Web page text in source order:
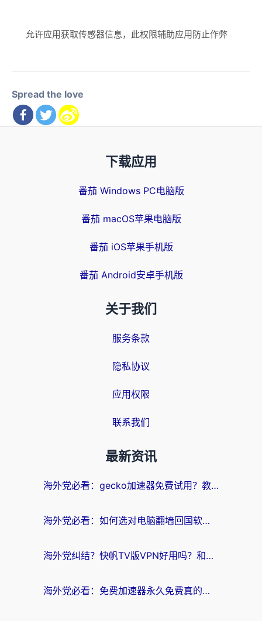
允许应用获取传感器信息，此权限辅助应用防止作弊
Spread the love
下载应用
番茄 Windows PC电脑版
番茄 macOS苹果电脑版
番茄 iOS苹果手机版
番茄 Android安卓手机版
关于我们
服务条款
隐私协议
应用权限
联系我们
最新资讯
海外党必看：gecko加速器免费试用？教你选对回国加速器，无缝刷国内剧玩游戏
海外党必看：如何选对电脑翻墙回国软件，轻松解锁国内资源？
海外党纠结？快帆TV版VPN好用吗？和扇贝手游VPN对比哪个回国效果更好？
海外党必看：免费加速器永久免费真的存在吗？教你选对回国加速器无缝刷国内资源